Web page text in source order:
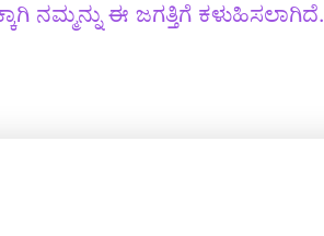
ನಮ್ಮನ್ನು ಈ ಜಗತ್ತಿಗೆ ಕಳುಹಿಸಲಾಗಿದೆ.